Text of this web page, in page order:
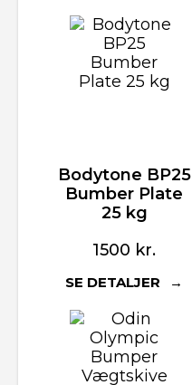
Bodytone BP25
Bumber Plate
25 kg
1500 kr.
SE DETALJER